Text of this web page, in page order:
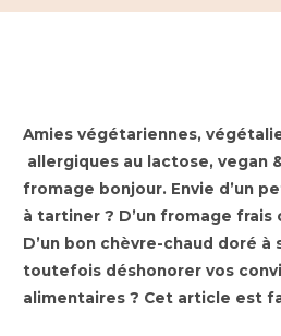
Amies végétariennes,
allergiques au lactose,
fromage bonjour. Envie d’un
à tartiner ? D’un fromage frais
D’un bon chèvre-chaud doré à
toutefois déshonorer vos
alimentaires ? Cet article est